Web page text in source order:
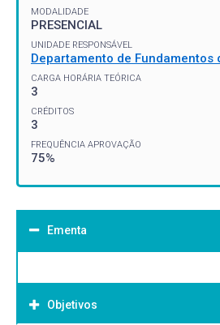
MODALIDADE
PRESENCIAL
UNIDADE RESPONSÁVEL
Departamento de Fundamentos
CARGA HORÁRIA TEÓRICA
3
CRÉDITOS
3
FREQUÊNCIA APROVAÇÃO
75%
Ementa
Objetivos